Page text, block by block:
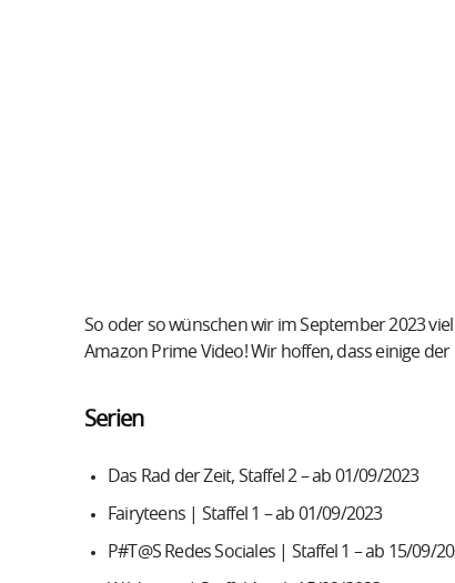
So oder so wünschen wir im September 2023
Amazon Prime Video! Wir hoffen, dass einige
Serien
Das Rad der Zeit, Staffel 2 – ab 01/09/2023
Fairyteens | Staffel 1 – ab 01/09/2023
P#T@S Redes Sociales | Staffel 1 – ab 15/09/